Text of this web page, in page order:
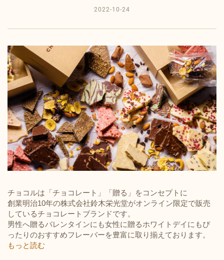
2022-10-24
チョコルは「チョコレート」「贈る」をコンセプトに
創業明治10年の株式会社鈴木栄光堂がオンライン限定で販売
しているチョコレートブランドです。
男性へ贈るバレンタインにも女性に贈るホワイトデイにもぴ
ったりのおすすめフレーバーを豊富に取り揃えております。
もっと読む